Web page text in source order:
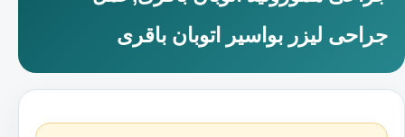
جراحی لیزر بواسیر اتوبان باقری